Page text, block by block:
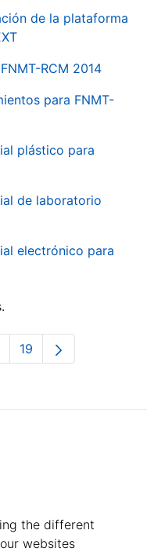
de la plataforma
RCM 2014
para FNMT-
plástico para
de laboratorio
electrónico para
Pages Use
Page
19
the different
websites